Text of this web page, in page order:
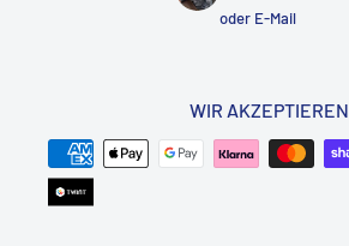
oder E-Mail
WIR AKZEPTIEREN